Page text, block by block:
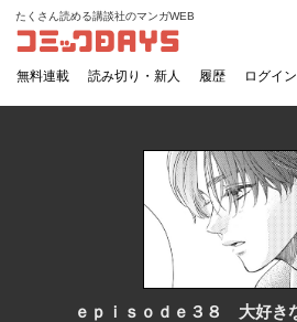
コミックDAYS
たくさん読める講談社のマンガWEB
無料連載 読み切り・新人 履歴 ログイ
ｅｐｉｓｏｄｅ３８ 大好き